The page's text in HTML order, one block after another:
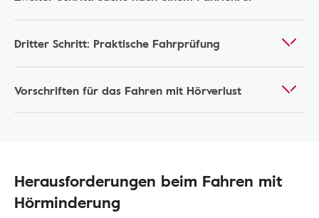
Dritter Schritt: Praktische Fahrprüfung
Vorschriften für das Fahren mit Hörverlust
Herausforderungen beim Fahren mit
Hörminderung